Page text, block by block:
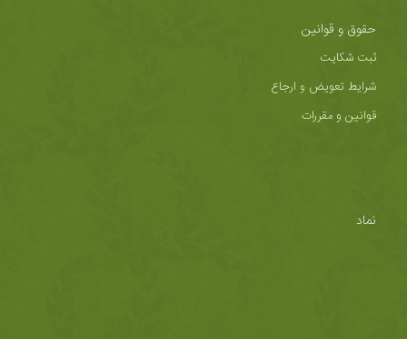
حقوق و قوانین
ثبت شکایت
شرایط تعویض و ارجاع
قوانین و مقررات
نماد